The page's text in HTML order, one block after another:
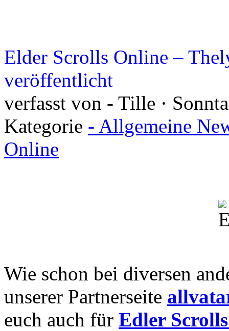
Elder Scrolls Online –
veröffentlicht
verfasst von - Tille ·
Kategorie - Allgemeine
Online
Wie schon bei diversen
unserer Partnerseite
euch auch für Edler